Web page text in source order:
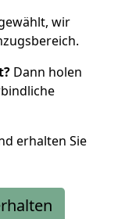
wir
Dann holen
erhalten Sie